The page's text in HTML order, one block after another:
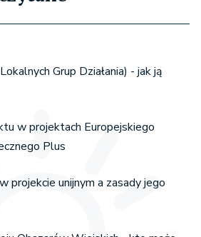
Grup Działania) - jak ją
w projektach Europejskiego
Plus
projekcie unijnym a zasady jego